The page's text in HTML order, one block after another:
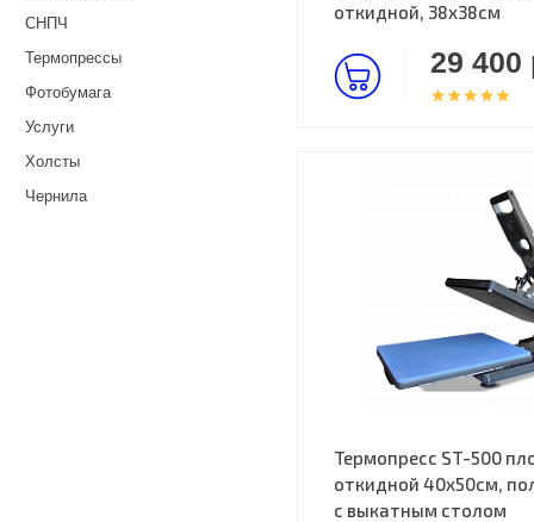
СНПЧ
Термопрессы
Фотобумага
Услуги
Холсты
Чернила
откидной, 38х38см
29 400
Термопресс ST-500
откидной 40х50см,
с выкатным столом